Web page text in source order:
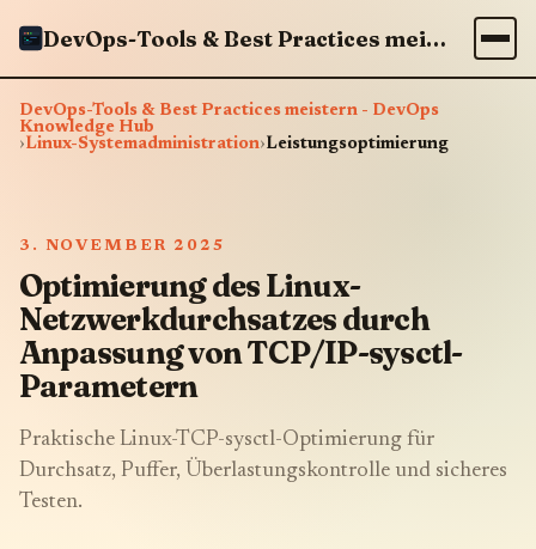
DevOps-Tools & Best Practices meistern - DevOps Knowledge Hub
DevOps-Tools & Best Practices meistern - DevOps
Knowledge Hub
›Linux-Systemadministration›Leistungsoptimierung
3. NOVEMBER 2025
Optimierung des Linux-
Netzwerkdurchsatzes durch
Anpassung von TCP/IP-sysctl-
Parametern
Praktische Linux-TCP-sysctl-Optimierung für
Durchsatz, Puffer, Überlastungskontrolle und sicheres
Testen.